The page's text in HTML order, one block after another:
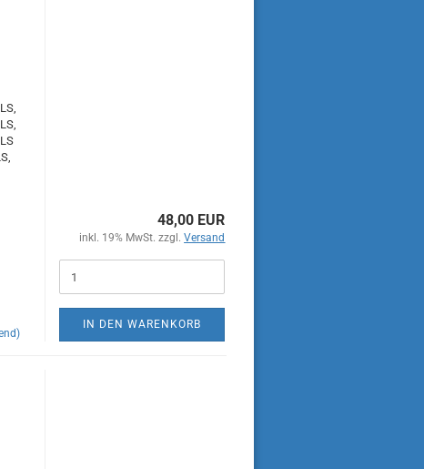
48,00 EUR
inkl. 19% MwSt. zzgl.Versand
IN DEN WARENKORB